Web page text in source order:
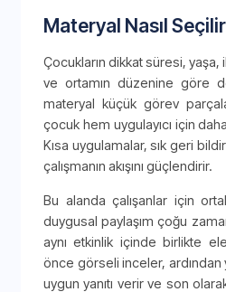
Materyal Nasıl
Çocukların dikkat süresi,
ve ortamın düzenine göre
materyal küçük görev
çocuk hem uygulayıcı için
Kısa uygulamalar, sık geri
çalışmanın akışını güçlendirir.
Bu alanda çalışanlar için
duygusal paylaşım çoğu
aynı etkinlik içinde birlikte
önce görseli inceler,
uygun yanıtı verir ve son